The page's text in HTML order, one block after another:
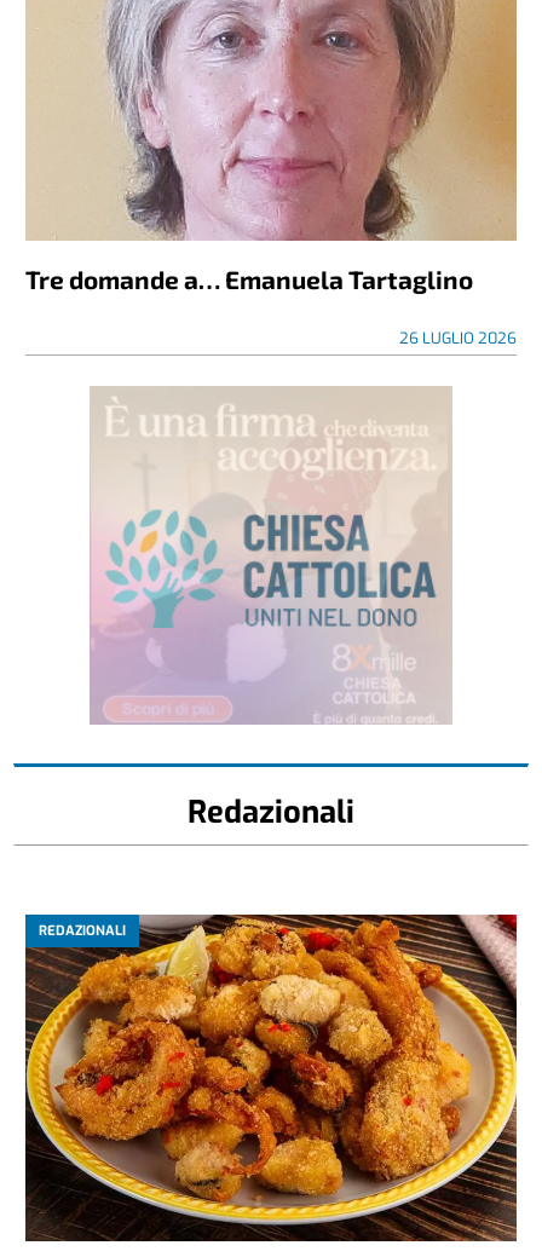
Tre domande a… Emanuela Tartaglino
26 LUGLIO 2026
Redazionali
REDAZIONALI